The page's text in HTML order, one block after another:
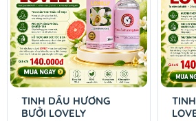
TINH DẦU HƯƠNG
BƯỞI LOVELY